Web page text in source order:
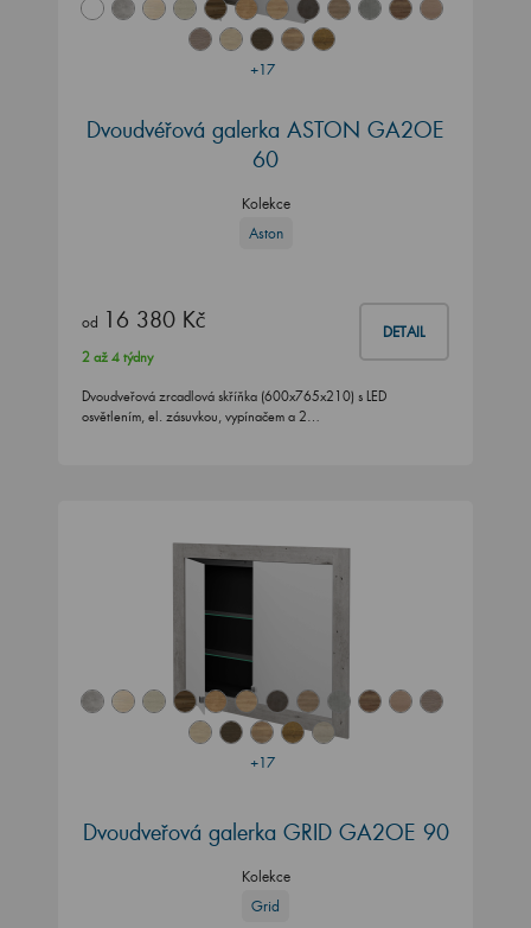
+17
Dvoudvéřová galerka ASTON GA2OE
60
Kolekce
Aston
od 16 380 Kč DETAIL
2 až 4 týdny
Dvoudveřová zrcadlová skříňka (600x765x210) s LED
osvětlením, el. zásuvkou, vypínačem a 2…
+17
Dvoudveřová galerka GRID GA2OE 90
Kolekce
Grid